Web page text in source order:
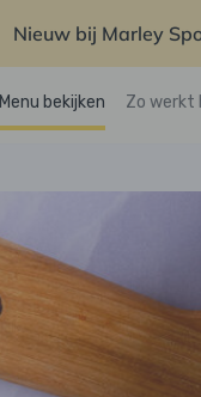
Nieuw bij Marley
Menu bekijken Zo werkt